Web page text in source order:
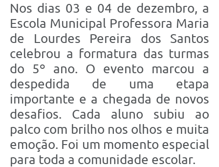
Nos dias 03 e 04 de dezembro, a
Escola Municipal Professora Maria
de Lourdes Pereira dos Santos
celebrou a formatura das turmas
do 5º ano. O evento marcou a
despedida de uma etapa
importante e a chegada de novos
desafios. Cada aluno subiu ao
palco com brilho nos olhos e muita
emoção. Foi um momento especial
para toda a comunidade escolar.